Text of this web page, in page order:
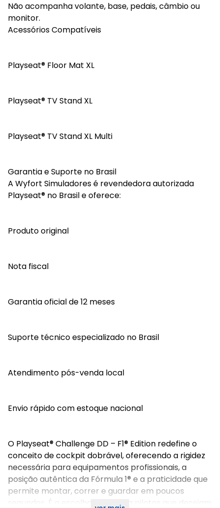
Não acompanha volante, base, pedais, câmbio ou
monitor.
Acessórios Compatíveis
Playseat® Floor Mat XL
Playseat® TV Stand XL
Playseat® TV Stand XL Multi
Garantia e Suporte no Brasil
A Wyfort Simuladores é revendedora autorizada
Playseat® no Brasil e oferece:
Produto original
Nota fiscal
Garantia oficial de 12 meses
Suporte técnico especializado no Brasil
Atendimento pós-venda local
Envio rápido com estoque nacional
O Playseat® Challenge DD – F1® Edition redefine o
conceito de cockpit dobrável, oferecendo a rigidez
necessária para equipamentos profissionais, a
posição autêntica da Fórmula 1® e a praticidade que
permite montar, correr e guardar em poucos
segundos. É a escolha ideal para pilotos que desejam